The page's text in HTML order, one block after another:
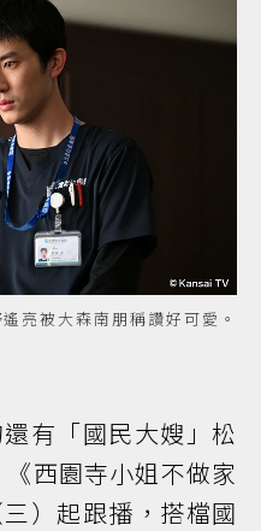
亮被大森南朋稱讚好可愛。
有「國民大嫂」松
西園寺小姐不做家
）起跟播，搭檔國